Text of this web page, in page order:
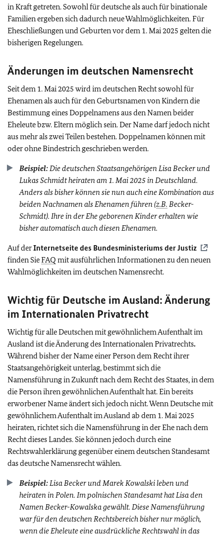
in Kraft getreten. Sowohl für deutsche als auch für binationale
Familien ergeben sich dadurch neue Wahlmöglichkeiten. Für
Eheschließungen und Geburten vor dem 1. Mai 2025 gelten die
bisherigen Regelungen.
Änderungen im deutschen Namensrecht
Seit dem 1. Mai 2025 wird im deutschen Recht sowohl für
Ehenamen als auch für den Geburtsnamen von Kindern die
Bestimmung eines Doppelnamens aus den Namen beider
Eheleute bzw. Eltern möglich sein. Der Name darf jedoch nicht
aus mehr als zwei Teilen bestehen. Doppelnamen können mit
oder ohne Bindestrich geschrieben werden.
Beispiel: Die deutschen Staatsangehörigen Lisa Becker und
Lukas Schmidt heiraten am 1. Mai 2025 in Deutschland.
Anders als bisher können sie nun auch eine Kombination aus
beiden Nachnamen als Ehenamen führen (z.B. Becker-
Schmidt). Ihre in der Ehe geborenen Kinder erhalten wie
bisher automatisch auch diesen Ehenamen.
Auf derInternetseite des Bundesministeriums der Justiz
finden SieFAQ mit ausführlichen Informationen zu den neuen
Wahlmöglichkeiten im deutschen Namensrecht.
Wichtig für Deutsche im Ausland: Änderung
im Internationalen Privatrecht
Wichtig für alle Deutschen mit gewöhnlichem Aufenthalt im
Ausland ist die Änderung des Internationalen Privatrechts.
Während bisher der Name einer Person dem Recht ihrer
Staatsangehörigkeit unterlag, bestimmt sich die
Namensführung in Zukunft nach dem Recht des Staates, in dem
die Person ihren gewöhnlichen Aufenthalt hat. Ein bereits
erworbener Name ändert sich jedoch nicht. Wenn Deutsche mit
gewöhnlichem Aufenthalt im Ausland ab dem 1. Mai 2025
heiraten, richtet sich die Namensführung in der Ehe nach dem
Recht dieses Landes. Sie können jedoch durch eine
Rechtswahlerklärung gegenüber einem deutschen Standesamt
das deutsche Namensrecht wählen.
Beispiel: Lisa Becker und Marek Kowalski leben und
heiraten in Polen. Im polnischen Standesamt hat Lisa den
Namen Becker-Kowalska gewählt. Diese Namensführung
war für den deutschen Rechtsbereich bisher nur möglich,
wenn die Eheleute eine ausdrückliche Rechtswahl in das